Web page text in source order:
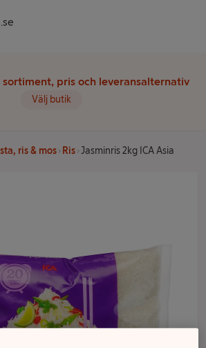
pris och leveransalternativ
Välj butik
ris & mos Ris Jasminris 2kg ICA Asia